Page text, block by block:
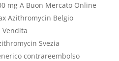
mg A Buon Mercato Online
Azithromycin Belgio
Svezia
contrareembolso